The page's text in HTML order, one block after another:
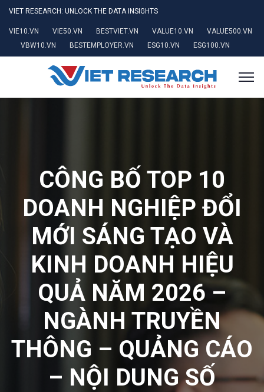
VIET RESEARCH: UNLOCK THE DATA INSIGHTS
VIE10.VN VIE50.VN BESTVIET.VN VALUE10.VN
VALUE500.VN
VBW10.VN
BESTEMPLOYER.VN ESG10.VN ESG100.VN
CÔNG BỐ TOP 10
DOANH NGHIỆP ĐỔI
MỚI SÁNG TẠO VÀ
KINH DOANH HIỆU
QUẢ NĂM 2026 –
NGÀNH TRUYỀN
THÔNG – QUẢNG CÁO
– NỘI DUNG SỐ